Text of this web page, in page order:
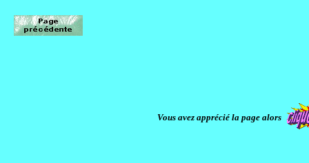
Vous avez apprécié la page alors